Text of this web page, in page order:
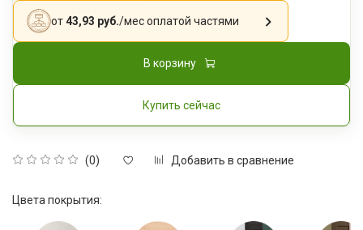
(0) Добавить в сравнение
от43,93 руб./месоплатой частями
В корзину
Купить сейчас
Цвета покрытия: